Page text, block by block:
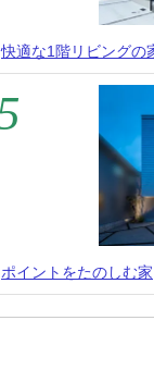
快適な1階リビングの
ポイントをたのしむ家